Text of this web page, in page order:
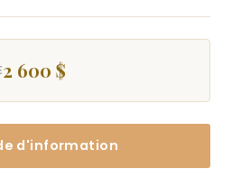
2 600 $
d'information